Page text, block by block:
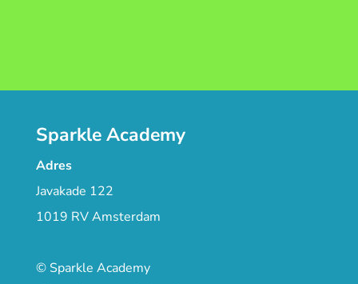
Sparkle Academy
Adres
Javakade 122
1019 RV Amsterdam
© Sparkle Academy